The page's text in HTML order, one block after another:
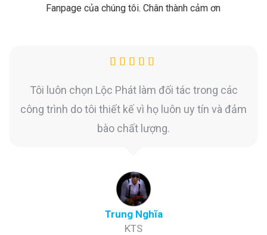
Fanpage của chúng tôi. Chân thành cảm ơn
Tôi luôn chọn Lộc Phát làm đối tác trong các
công trình do tôi thiết kế vì họ luôn uy tín và đảm
bào chất lượng.
Trung Nghĩa
KTS